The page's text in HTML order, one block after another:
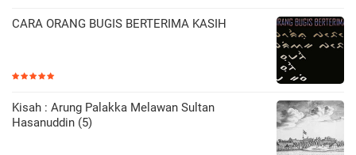
CARA ORANG BUGIS BERTERIMA KASIH
Kisah : Arung Palakka Melawan Sultan
Hasanuddin (5)